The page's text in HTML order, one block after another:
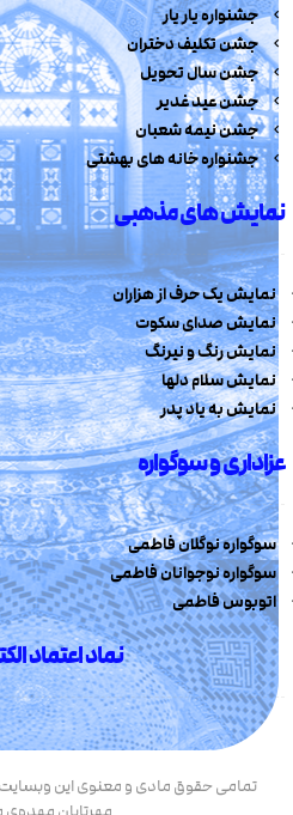
جشنواره یار یار
جشن تکلیف دختران
جشن سال تحویل
جشن عید غدیر
جشن نیمه شعبان
جشنواره خانه های بهشتی
نمایش های مذهبی
نمایش یک حرف از هزاران
نمایش صدای سکوت
نمایش رنگ و نیرنگ
نمایش سلام دلها
نمایش به یاد پدر
عزاداری و سوگواره
سوگواره نوگلان فاطمی
سوگواره نوجوانان فاطمی
اتوبوس فاطمی
نماد اعتماد
تمامی حقوق مادی و معنوی این